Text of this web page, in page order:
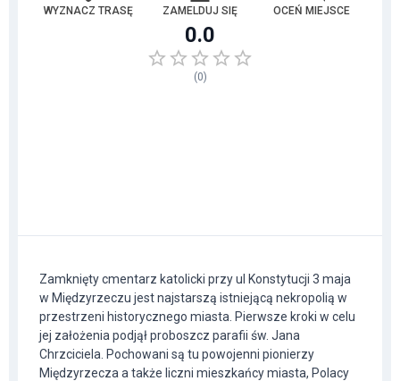
WYZNACZ TRASĘ ZAMELDUJ SIĘ OCEŃ MIEJSCE
0.0
(0)
Zamknięty cmentarz katolicki przy ul Konstytucji 3 maja
w Międzyrzeczu jest najstarszą istniejącą nekropolią w
przestrzeni historycznego miasta. Pierwsze kroki w celu
jej założenia podjął proboszcz parafii św. Jana
Chrzciciela. Pochowani są tu powojenni pionierzy
Międzyrzecza a także liczni mieszkańcy miasta, Polacy